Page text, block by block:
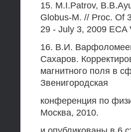
15. M.I.Patrov,
Globus-M. // Proc. Of
29 - July 3, 2009 ECA
16. В.И.
Сахаров.
магнитного поля в
Звенигородская
конференция по
Москва, 2010.